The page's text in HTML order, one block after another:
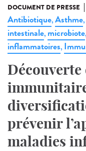
DOCUMENT DE PRESSE
Antibiotique,Asthme,
intestinale, microbiote,
inflammatoires,
Découverte
prévenir
maladies